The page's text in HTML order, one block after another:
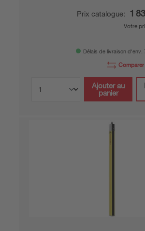
Prix catalogue: 1
Votre
Délais de livraison d'env.
Comparer
Ajouter au
panier